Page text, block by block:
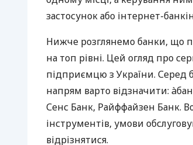
застосунок або інтернет-
Нижче розглянемо банки, що
на топ рівні. Цей огляд про
підприємцю з України. Серед
напрям варто відзначити:
Сенс Банк, Райффайзен Банк.
інструментів, умови
відрізнятися.